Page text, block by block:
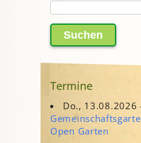
nach:
Termine
Do., 13.08.2026
Open Garten